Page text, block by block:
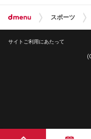
スポーツ
サイトご利用にあたって